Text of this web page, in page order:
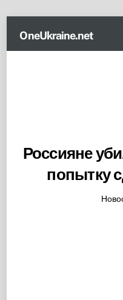
content
OneUkraine.net
Россияне
попытку